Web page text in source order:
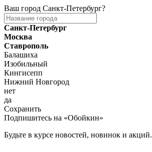
Ваш город Санкт-Петербург?
Санкт-Петербург
Москва
Ставрополь
Балашиха
Изобильный
Кингисепп
Нижний Новгород
нет
да
Сохранить
Подпишитесь на «Обойкин»
Будьте в курсе новостей, новинок и акций.